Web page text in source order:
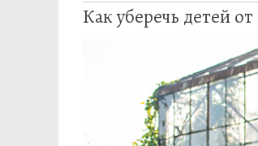
Как уберечь детей